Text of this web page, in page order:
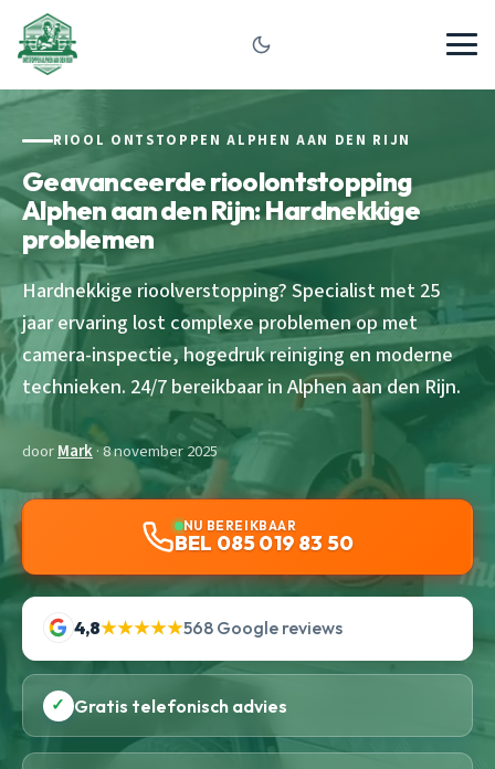
RIOOL ONTSTOPPEN ALPHEN AAN DEN RIJN
Geavanceerde rioolontstopping
Alphen aan den Rijn: Hardnekkige
problemen
Hardnekkige rioolverstopping? Specialist met 25
jaar ervaring lost complexe problemen op met
camera-inspectie, hogedruk reiniging en moderne
technieken. 24/7 bereikbaar in Alphen aan den Rijn.
doorMark· 8 november 2025
NU BEREIKBAAR
BEL 085 019 83 50
4,8★★★★★568 Google reviews
✓ Gratis telefonisch advies